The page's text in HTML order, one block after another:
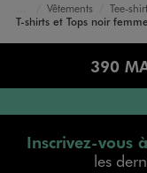
Accueil
Femme
Vêtements
Tee-
T-shirts et Tops noir femme
390
Inscrivez-vous
les